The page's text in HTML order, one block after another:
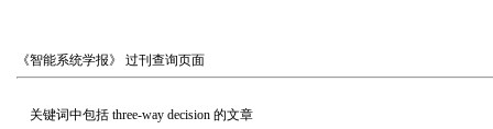
《智能系统学报》 过刊查询页面
关键词中包括 three-way decision 的文章